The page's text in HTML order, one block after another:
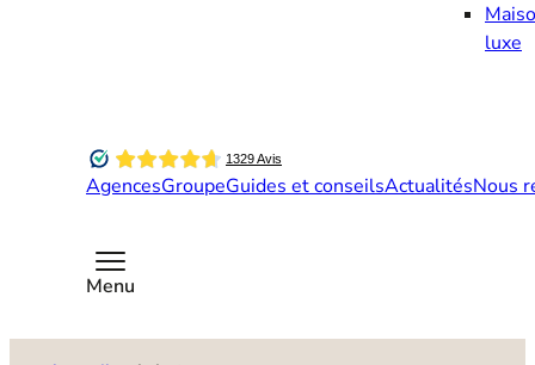
luxe
AgencesGroupeGuides et conseilsActualitésNous
Menu